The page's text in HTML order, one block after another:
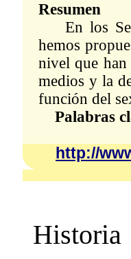
Resumen
En los
hemos
nivel que han
medios y la
función del
Palabras
http://
Historia